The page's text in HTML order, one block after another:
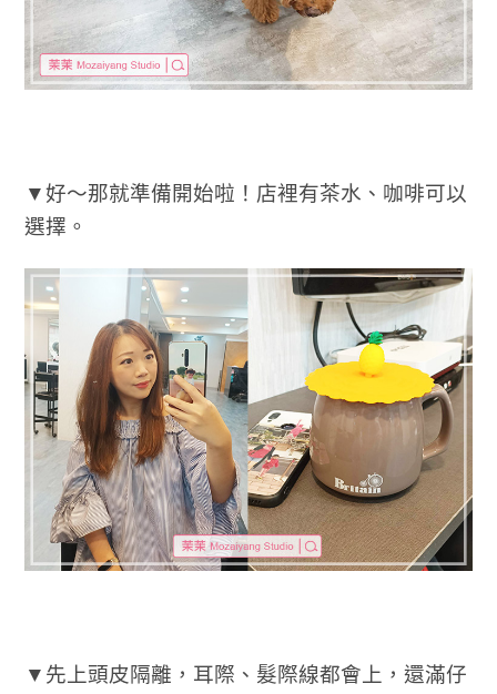
▼好～那就準備開始啦！店裡有茶水、咖啡可以
選擇。
▼先上頭皮隔離，耳際、髮際線都會上，還滿仔